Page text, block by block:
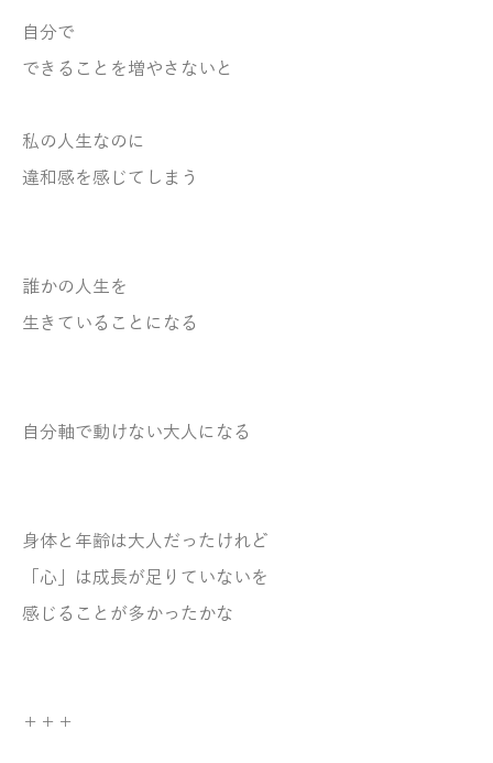
自分で
できることを増やさないと
私の人生なのに
違和感を感じてしまう
誰かの人生を
生きていることになる
自分軸で動けない大人になる
身体と年齢は大人だったけれど
「心」は成長が足りていないを
感じることが多かったかな
＋＋＋